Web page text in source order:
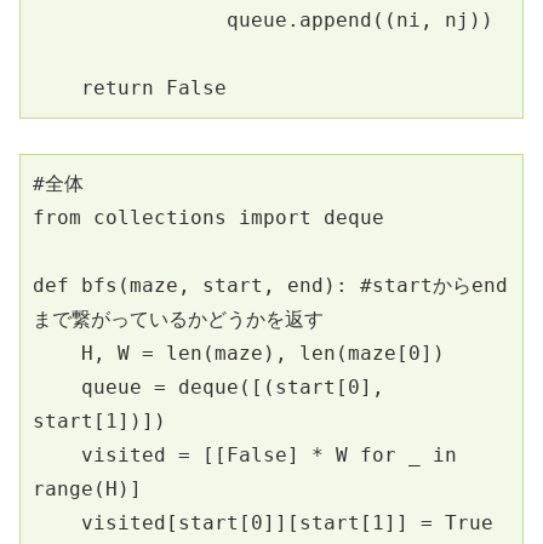
                queue.append((ni, nj))
    return False
#全体
from collections import deque
def bfs(maze, start, end): #startからend
まで繋がっているかどうかを返す
    H, W = len(maze), len(maze[0])
start[1])])
range(H)]
    visited[start[0]][start[1]] = True